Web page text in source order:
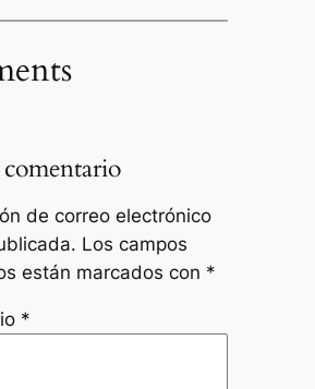
de correo electrónico
Los campos
están marcados con *
*